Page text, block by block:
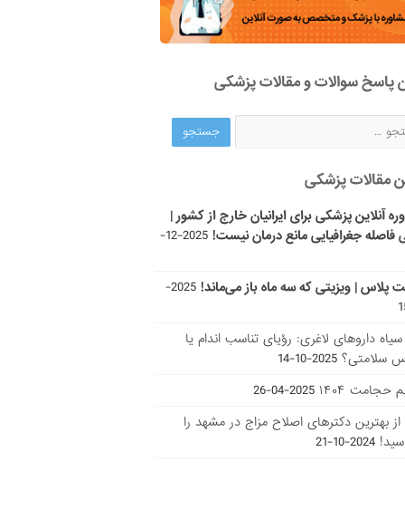
پاسخ سوالات و مقالات پزشکی
مقالات پزشکی
آنلاین پزشکی برای ایرانیان خارج از کشور |
فاصله جغرافیایی مانع درمان نیست!
2025-12-
پلاس | ویزیتی که سه ماه باز می‌ماند!
2025-
سیاه داروهای لاغری: رؤیای تناسب اندام یا
سلامتی؟ 2025-10-14
حجامت ۱۴۰۴
2025-04-26
از بهترین دکتر‌های اصلاح مزاج در مشهد را
2024-10-21